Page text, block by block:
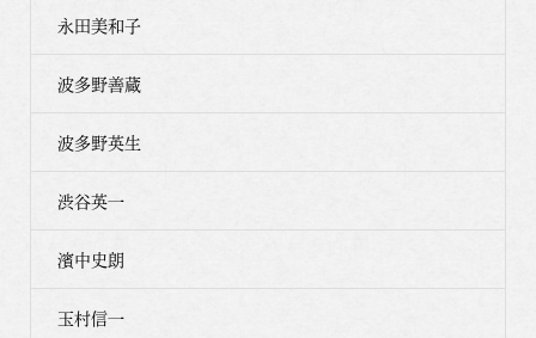
永田美和子
波多野善蔵
波多野英生
渋谷英一
濱中史朗
玉村信一